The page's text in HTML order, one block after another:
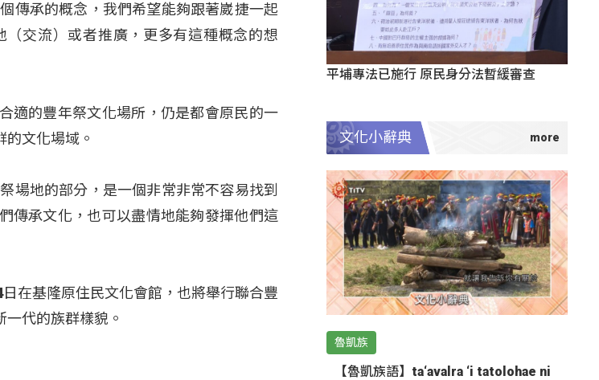
傳承的概念，我們希望能夠跟著崴捷一起
交流）或者推廣，更多有這種概念的想
適的豐年祭文化場所，仍是都會原民的一
文化場域。
場地的部分，是一個非常非常不容易找到
傳承文化，也可以盡情地能夠發揮他們這
在基隆原住民文化會館，也將舉行聯合豐
代的族群樣貌。
平埔專法已施行 原民身分法暫緩審查
文化小辭典
魯凱族
【魯凱族語】ta‘avalra ‘i tatolohae ni